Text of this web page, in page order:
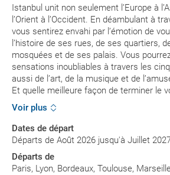
Istanbul unit non seulement l’Europe à
l’Orient à l’Occident. En déambulant à
vous sentirez envahi par l’émotion de
l’histoire de ses rues, de ses quartiers,
mosquées et de ses palais. Vous
sensations inoubliables à travers les
aussi de l’art, de la musique et de
Et quelle meilleure façon de terminer le
Voir plus
Dates de départ
Départs de Août 2026 jusqu'à Juillet
Départs de
Paris, Lyon, Bordeaux, Toulouse,